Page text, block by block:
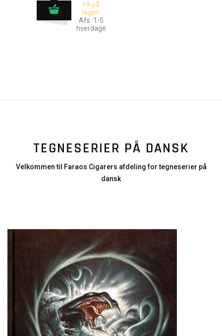
Få på
lager!
Afs.:1-5
hverdage
TEGNESERIER PÅ DANSK
Velkommen til Faraos Cigarers afdeling for tegneserier på
dansk